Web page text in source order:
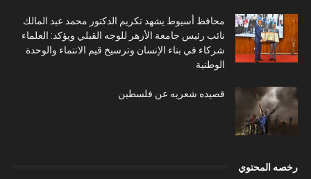
محافظ أسيوط يشهد تكريم الدكتور محمد عبد المالك
نائب رئيس جامعة الأزهر للوجه القبلي ويؤكد: العلماء
شركاء في بناء الإنسان وترسيخ قيم الانتماء والوحدة
الوطنية
قصيده شعريه عن فلسطين
رخصه المحتوي